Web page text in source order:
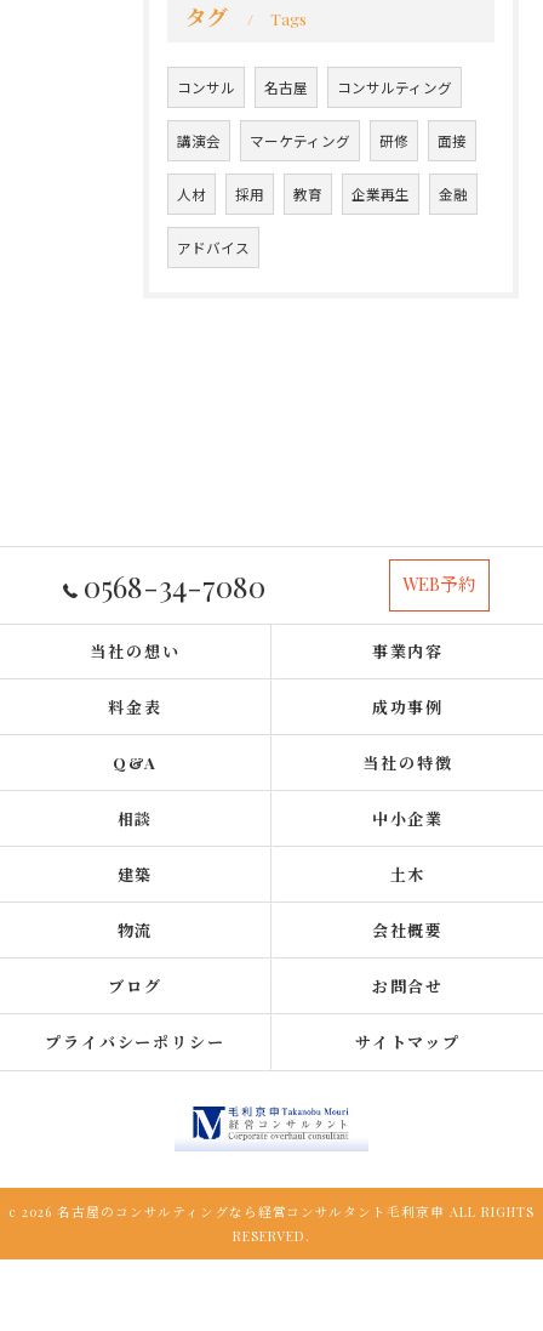
タグ Tags
コンサル 名古屋 コンサルティング
講演会 マーケティング 研修 面接
人材 採用 教育 企業再生 金融
アドバイス
0568-34-7080 WEB予約
当社の想い 事業内容
料金表 成功事例
Q&A 当社の特徴
相談 中小企業
建築 土木
物流 会社概要
ブログ お問合せ
プライバシーポリシー サイトマップ
c 2026 名古屋のコンサルティングなら経営コンサルタント毛利京申 ALL RIGHTS
RESERVED.